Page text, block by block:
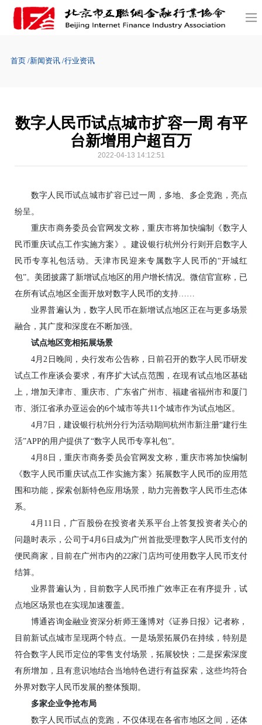
首页 新闻资讯 行业资讯
数字人民币试点城市扩容一周 有平
台新增用户超百万
2022-04-13 14:12:51
数字人民币试点城市扩容已过一周，多地、多企竞跑，亮点
纷呈。
重庆市商务委员会官网发文称，重庆市将加快编制《数字人
民币重庆试点工作实施方案》。建设银行杭州分行则开启数字人
民币专享礼包活动。天津市民迎来专属数字人民币的“开城红
包”。美团披露了新增试点地区的用户增长情况。微信官宣称，已
在所有试点地区全面开放对数字人民币的支持……
业界普遍认为，数字人民币在新增试点地区正在与更多场景
融合，其广度和深度在不断加强。
试点地区竞相拓展场景
4月2日晚间，央行发布公告称，日前召开的数字人民币研发
试点工作座谈会要求，有序扩大试点范围，在现有试点地区基础
上，增加天津市、重庆市、广东省广州市、福建省福州市和厦门
市、浙江省承办亚运会的6个城市等共11个城市作为试点地区。
4月7日，建设银行杭州分行为活动期间杭州市新注册“建行生
活”APP的用户提供了“数字人民币专享礼包”。
4月8日，重庆市商务委员会官网发文称，重庆市将加快编制
《数字人民币重庆试点工作实施方案》拓展数字人民币的应用范
围和功能，探索创新特色应用场景，助力完善数字人民币生态体
系。
4月11日，广百股份在投资者关系平台上答复投资者关心的
问题时表示，公司于4月6日成为广州首批受理数字人民币支付的
便民商家，目前在广州市内的22家门店均可使用数字人民币支付
结算。
业界普遍认为，目前数字人民币推广效率正在有序提升，试
点地区场景也在实现加速覆盖。
博通咨询金融业资深分析师王蓬博对《证券日报》记者称，
目前新试点城市呈现两个特点。一是场景拓展仍在持续，特别是
符合数字人民币定位的零售支付场景，拓展较快；二是探索深度
有所增加，且有意识地结合当地特色进行有益探索，这些均符合
外界对数字人民币发展的整体预期。
多家企业争抢布局
数字人民币试点的竞跑，不仅体现在各省市地区之间，还体